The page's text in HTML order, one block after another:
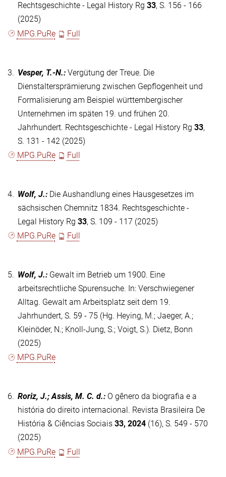
Rechtsgeschichte - Legal History Rg 33, S. 156 - 166
(2025)
MPG.PuRe
Full
3. Vesper, T.-N.: Vergütung der Treue. Die
Dienstaltersprämierung zwischen Gepﬂogenheit und
Formalisierung am Beispiel württembergischer
Unternehmen im späten 19. und frühen 20.
Jahrhundert. Rechtsgeschichte - Legal History Rg 33,
S. 131 - 142 (2025)
MPG.PuRe
Full
4. Wolf, J.: Die Aushandlung eines Hausgesetzes im
sächsischen Chemnitz 1834. Rechtsgeschichte -
Legal History Rg 33, S. 109 - 117 (2025)
MPG.PuRe
Full
5. Wolf, J.: Gewalt im Betrieb um 1900. Eine
arbeitsrechtliche Spurensuche. In: Verschwiegener
Alltag. Gewalt am Arbeitsplatz seit dem 19.
Jahrhundert, S. 59 - 75 (Hg. Heying, M.; Jaeger, A.;
Kleinöder, N.; Knoll-Jung, S.; Voigt, S.). Dietz, Bonn
(2025)
MPG.PuRe
6. Roriz, J.; Assis, M. C. d.: O gênero da biografia e a
história do direito internacional. Revista Brasileira De
História & Ciências Sociais 33, 2024 (16), S. 549 - 570
(2025)
MPG.PuRe
Full